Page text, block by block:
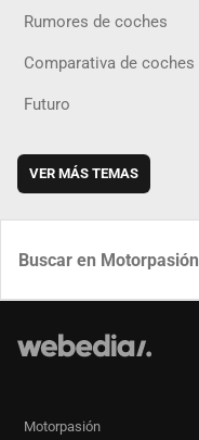
Rumores de coches
Comparativa de coches
Futuro
VER MÁS TEMAS
Motorpasión